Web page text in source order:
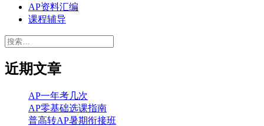
AP资料汇编
课程辅导
搜
近期文章
AP一年考几次
AP零基础选课指南
普高转AP暑期衔接班